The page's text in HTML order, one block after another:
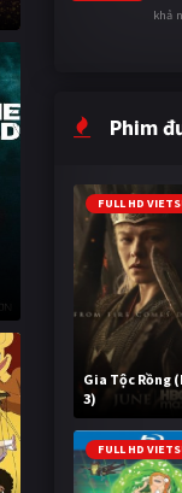
khả
Phim
FULL HD
Gia Tộc Rồng
3)
2,028,728
FULL HD